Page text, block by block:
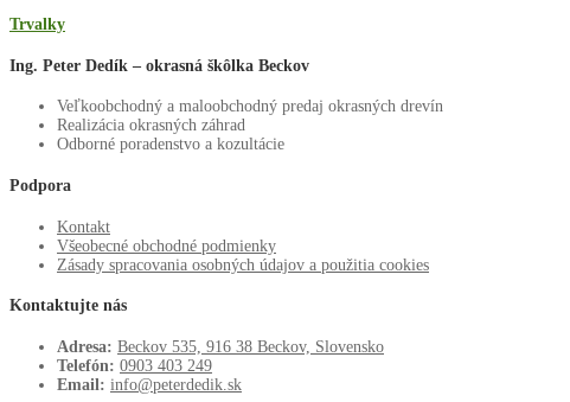
Trvalky
Ing. Peter Dedík – okrasná škôlka Beckov
Veľkoobchodný a maloobchodný predaj okrasných drevín
Realizácia okrasných záhrad
Odborné poradenstvo a kozultácie
Podpora
Kontakt
Všeobecné obchodné podmienky
Zásady spracovania osobných údajov a použitia cookies
Kontaktujte nás
Adresa: Beckov 535, 916 38 Beckov, Slovensko
Telefón: 0903 403 249
Email: info@peterdedik.sk